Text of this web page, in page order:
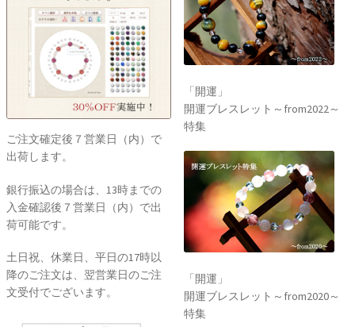
ご注文確定後７営業日（内）で
出荷します。
銀行振込の場合は、13時までの
入金確認後７営業日（内）で出
荷可能です。
土日祝、休業日、平日の17時以
降のご注文は、翌営業日のご注
文受付でございます。
「開運」
開運ブレスレット～from2022～
特集
「開運」
開運ブレスレット～from2020～
特集